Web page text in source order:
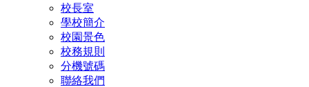
校長室
學校簡介
校園景色
校務規則
分機號碼
聯絡我們